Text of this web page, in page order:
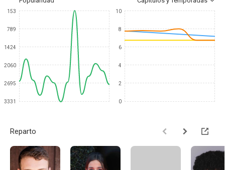
153
789
1424
2060
2695
3331
10
8
6
4
2
0
Reparto